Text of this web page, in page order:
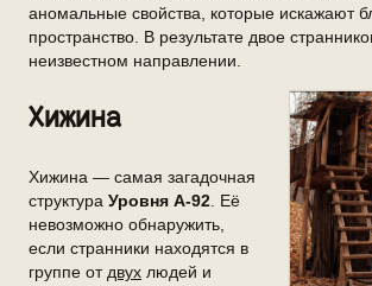
аномальные свойства, которые искажают
пространство. В результате двое
неизвестном направлении.
Хижина
Хижина — самая загадочная
структура Уровня А-92. Её
невозможно обнаружить,
если странники находятся в
группе от двух людей и